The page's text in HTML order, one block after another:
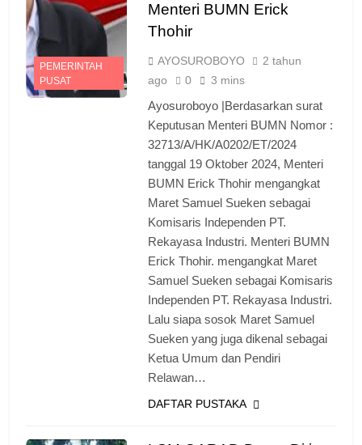
PEMERINTAH
PUSAT
Menteri BUMN Erick
Thohir
AYOSUROBOYO
2 tahun
ago
0 3 mins
Ayosuroboyo |Berdasarkan surat
Keputusan Menteri BUMN Nomor :
32713/A/HK/A0202/ET/2024
tanggal 19 Oktober 2024, Menteri
BUMN Erick Thohir mengangkat
Maret Samuel Sueken sebagai
Komisaris Independen PT.
Rekayasa Industri. Menteri BUMN
Erick Thohir. mengangkat Maret
Samuel Sueken sebagai Komisaris
Independen PT. Rekayasa Industri.
Lalu siapa sosok Maret Samuel
Sueken yang juga dikenal sebagai
Ketua Umum dan Pendiri
Relawan…
DAFTAR PUSTAKA